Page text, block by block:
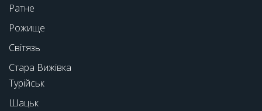
Ратне
Рожище
Світязь
Стара Вижівка
Турійськ
Шацьк